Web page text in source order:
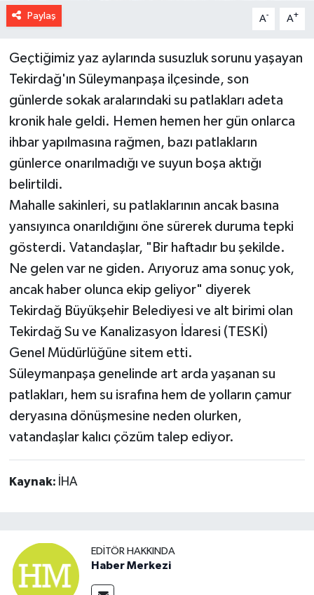
Paylaş A- A+
Geçtiğimiz yaz aylarında susuzluk sorunu yaşayan
Tekirdağ'ın Süleymanpaşa ilçesinde, son
günlerde sokak aralarındaki su patlakları adeta
kronik hale geldi. Hemen hemen her gün onlarca
ihbar yapılmasına rağmen, bazı patlakların
günlerce onarılmadığı ve suyun boşa aktığı
belirtildi.
Mahalle sakinleri, su patlaklarının ancak basına
yansıyınca onarıldığını öne sürerek duruma tepki
gösterdi. Vatandaşlar, "Bir haftadır bu şekilde.
Ne gelen var ne giden. Arıyoruz ama sonuç yok,
ancak haber olunca ekip geliyor" diyerek
Tekirdağ Büyükşehir Belediyesi ve alt birimi olan
Tekirdağ Su ve Kanalizasyon İdaresi (TESKİ)
Genel Müdürlüğüne sitem etti.
Süleymanpaşa genelinde art arda yaşanan su
patlakları, hem su israfına hem de yolların çamur
deryasına dönüşmesine neden olurken,
vatandaşlar kalıcı çözüm talep ediyor.
Kaynak: İHA
EDITÖR HAKKINDA
Haber Merkezi